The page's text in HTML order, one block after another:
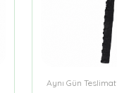
Aynı Gün Teslimat